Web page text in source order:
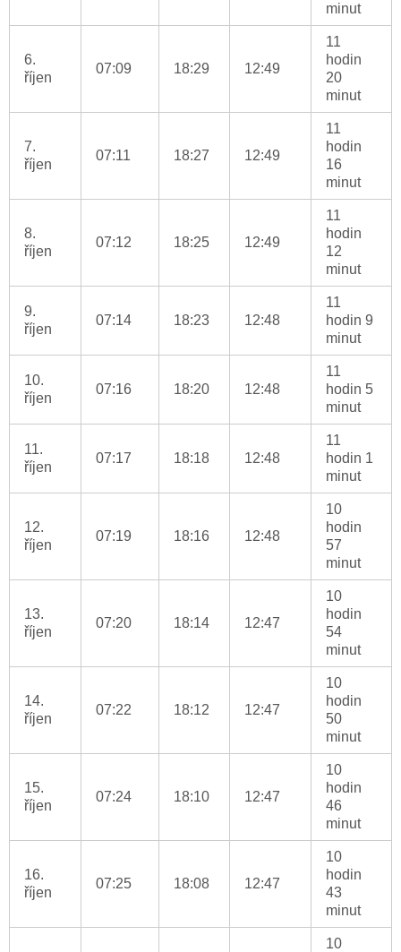
minut
6.
říjen
07:09 18:29 12:49
11
hodin
20
minut
7.
říjen
07:11 18:27 12:49
11
hodin
16
minut
8.
říjen
07:12 18:25 12:49
11
hodin
12
minut
9.
říjen
07:14 18:23 12:48
11
hodin 9
minut
10.
říjen
07:16 18:20 12:48
11
hodin 5
minut
11.
říjen
07:17 18:18 12:48
11
hodin 1
minut
12.
říjen
07:19 18:16 12:48
10
hodin
57
minut
13.
říjen
07:20 18:14 12:47
10
hodin
54
minut
14.
říjen
07:22 18:12 12:47
10
hodin
50
minut
15.
říjen
07:24 18:10 12:47
10
hodin
46
minut
16.
říjen
07:25 18:08 12:47
10
hodin
43
minut
10